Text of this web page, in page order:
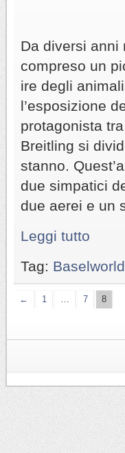
Da diversi anni
compreso un
ire degli
l’esposizione
protagonista
Breitling si
stanno.
due simpatici
due aerei e un
Leggi tutto
Tag: Baselworld
← 1 7 8